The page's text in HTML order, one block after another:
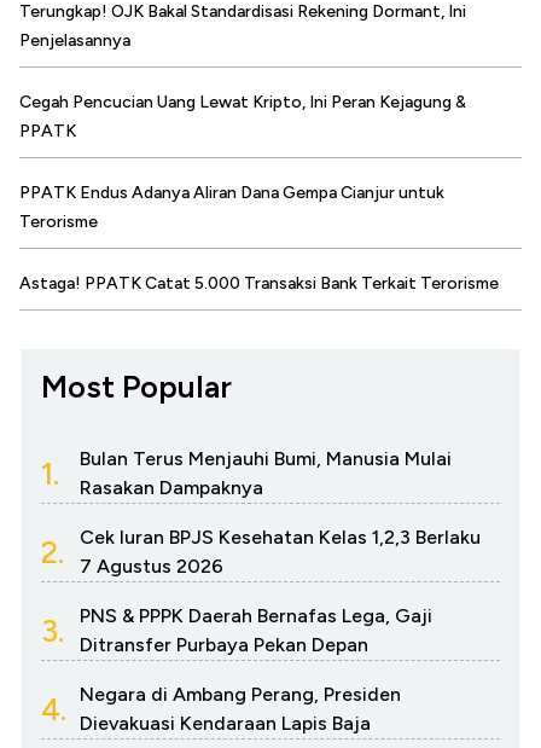
Terungkap! OJK Bakal Standardisasi Rekening Dormant, Ini
Penjelasannya
Cegah Pencucian Uang Lewat Kripto, Ini Peran Kejagung &
PPATK
PPATK Endus Adanya Aliran Dana Gempa Cianjur untuk
Terorisme
Astaga! PPATK Catat 5.000 Transaksi Bank Terkait Terorisme
Most Popular
1.
Bulan Terus Menjauhi Bumi, Manusia Mulai
Rasakan Dampaknya
2.
Cek Iuran BPJS Kesehatan Kelas 1,2,3 Berlaku
7 Agustus 2026
3.
PNS & PPPK Daerah Bernafas Lega, Gaji
Ditransfer Purbaya Pekan Depan
4.
Negara di Ambang Perang, Presiden
Dievakuasi Kendaraan Lapis Baja